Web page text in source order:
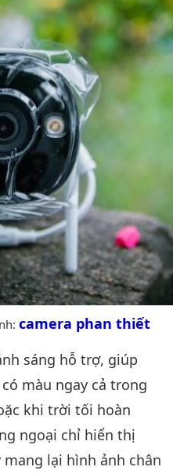
camera phan thiết
sáng hỗ trợ, giúp
màu ngay cả trong
khi trời tối hoàn
ngoại chỉ hiển thị
lại hình ảnh chân